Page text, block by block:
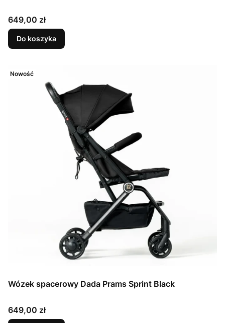
Cena
649,00 zł
Do koszyka
Nowość
Wózek spacerowy Dada Prams Sprint Black
Cena
649,00 zł